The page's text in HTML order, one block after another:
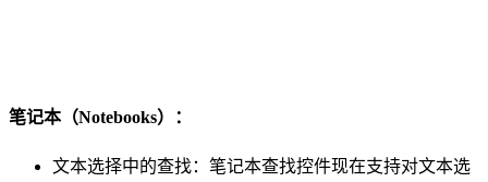
笔记本（Notebooks）：
文本选择中的查找：笔记本查找控件现在支持对文本选